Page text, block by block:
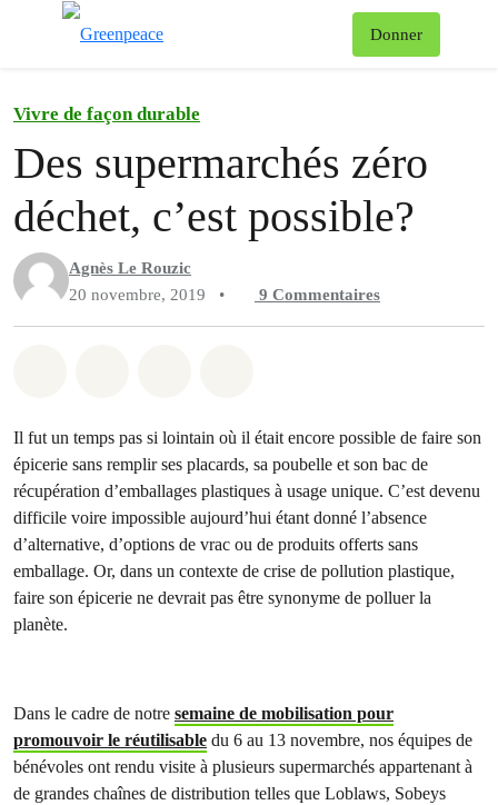
Donner
Vivre de façon durable
Des supermarchés zéro
déchet, c’est possible?
Agnès Le Rouzic
20 novembre, 2019
• 9 Commentaires
Il fut un temps pas si lointain où il était encore possible de faire son
épicerie sans remplir ses placards, sa poubelle et son bac de
récupération d’emballages plastiques à usage unique. C’est devenu
difficile voire impossible aujourd’hui étant donné l’absence
d’alternative, d’options de vrac ou de produits offerts sans
emballage. Or, dans un contexte de crise de pollution plastique,
faire son épicerie ne devrait pas être synonyme de polluer la
planète.
Dans le cadre de notre semaine de mobilisation pour
promouvoir le réutilisable du 6 au 13 novembre, nos équipes de
bénévoles ont rendu visite à plusieurs supermarchés appartenant à
de grandes chaînes de distribution telles que Loblaws, Sobeys